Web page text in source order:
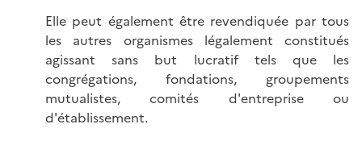
Elle peut également être revendiquée par tous
les autres organismes légalement constitués
agissant sans but lucratif tels que les
congrégations, fondations, groupements
mutualistes, comités d'entreprise ou
d'établissement.